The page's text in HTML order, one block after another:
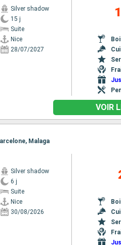
Silver shadow
15 j
Suite
Nice
28/07/2027
VOIR
Malaga
Silver shadow
6 j
Suite
Nice
30/08/2026